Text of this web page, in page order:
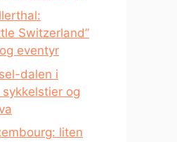
Switzerland”
eventyr
dalen i
og
liten